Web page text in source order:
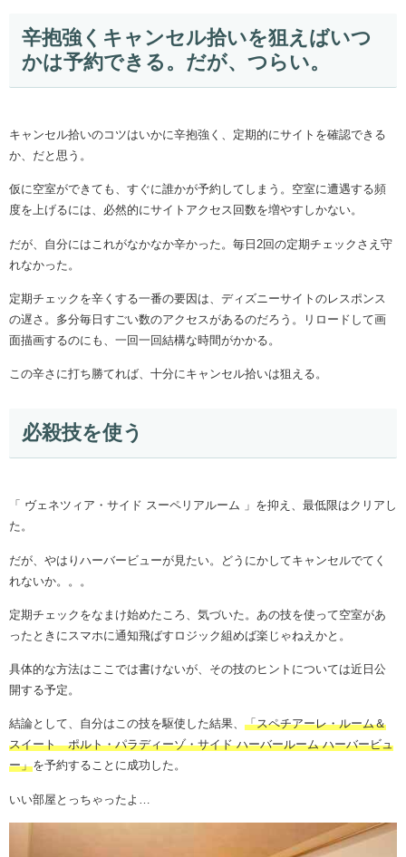
辛抱強くキャンセル拾いを狙えばいつ
かは予約できる。だが、つらい。
キャンセル拾いのコツはいかに辛抱強く、定期的にサイトを確認できる
か、だと思う。
仮に空室ができても、すぐに誰かが予約してしまう。空室に遭遇する頻
度を上げるには、必然的にサイトアクセス回数を増やすしかない。
だが、自分にはこれがなかなか辛かった。毎日2回の定期チェックさえ守
れなかった。
定期チェックを辛くする一番の要因は、ディズニーサイトのレスポンス
の遅さ。多分毎日すごい数のアクセスがあるのだろう。リロードして画
面描画するのにも、一回一回結構な時間がかかる。
この辛さに打ち勝てれば、十分にキャンセル拾いは狙える。
必殺技を使う
「 ヴェネツィア・サイド スーペリアルーム 」を抑え、最低限はクリアし
た。
だが、やはりハーバービューが見たい。どうにかしてキャンセルでてく
れないか。。。
定期チェックをなまけ始めたころ、気づいた。あの技を使って空室があ
ったときにスマホに通知飛ばすロジック組めば楽じゃねえかと。
具体的な方法はここでは書けないが、その技のヒントについては近日公
開する予定。
結論として、自分はこの技を駆使した結果、 「スペチアーレ・ルーム＆
スイート ポルト・パラディーゾ・サイド ハーバールーム ハーバービュ
ー」を予約することに成功した。
いい部屋とっちゃったよ…